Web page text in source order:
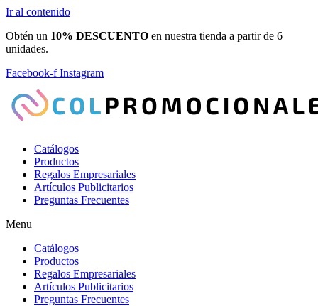
Ir al contenido
Obtén un 10% DESCUENTO en nuestra tienda a partir de 6
unidades.
Facebook-f Instagram
Catálogos
Productos
Regalos Empresariales
Artículos Publicitarios
Preguntas Frecuentes
Menu
Catálogos
Productos
Regalos Empresariales
Artículos Publicitarios
Preguntas Frecuentes